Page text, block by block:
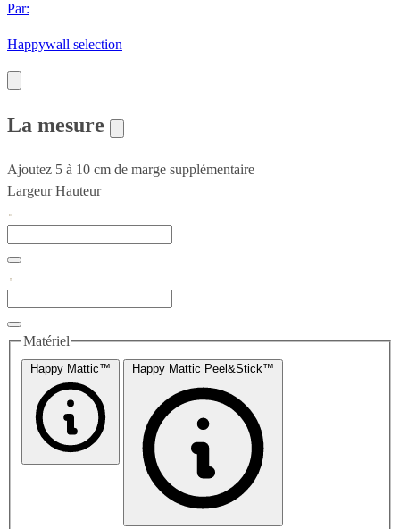
Par:
Happywall selection
La mesure
Ajoutez 5 à 10 cm de marge supplémentaire
Largeur Hauteur
Matériel
Happy Mattic™ Happy Mattic Peel&Stick™